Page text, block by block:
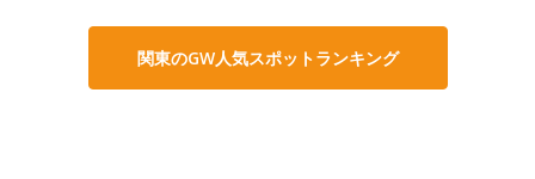
関東のGW人気スポットランキング